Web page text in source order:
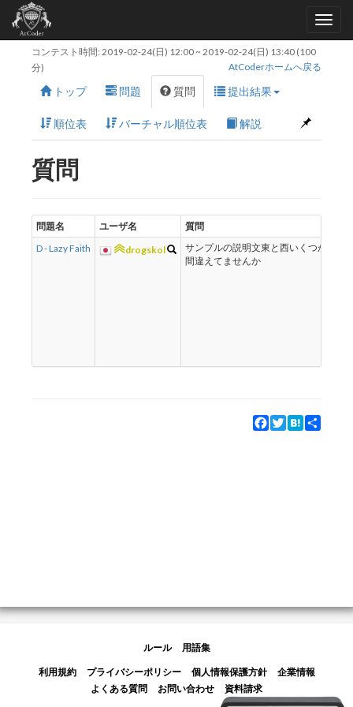
コンテスト時間: 2019-02-24(日) 12:00~ 2019-02-24(日) 13:40 (100
分)
AtCoderホームへ戻る
トップ 問題 質問 提出結果
順位表 バーチャル順位表 解説
質問
問題名 ユーザ名 質問
D - Lazy Faith
drogskol
サンプルの説明文東と西いくつか
間違えてませんか
Facebook
Twitter
Hatena
ルール 用語集
利用規約 プライバシーポリシー 個人情報保護方針
企業情報
よくある質問
お問い合わせ 資料請求